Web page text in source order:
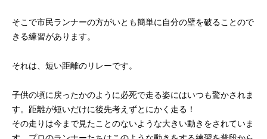
そこで市民ランナーの方がいとも簡単に自分の壁を破ることので
きる練習があります。
それは、短い距離のリレーです。
子供の頃に戻ったかのように必死で走る姿にはいつも驚かされま
す。距離が短いだけに後先考えずとにかく走る！
その走りは今まで見たことのないような大きい動きをされていま